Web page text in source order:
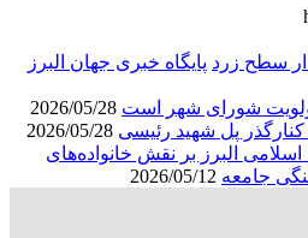
سطح زرد پایگاه خبری جهان البرز
شورای شهر است
کنارگذر پل شهید رئیسی
البرز بر نقش خانواده‌های
جامعه